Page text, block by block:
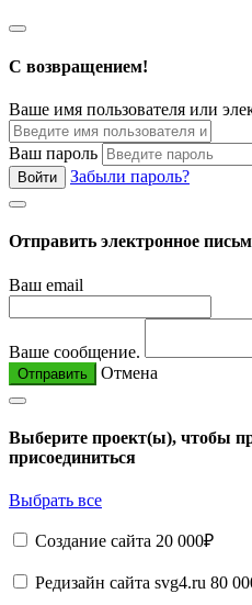
С возвращением!
Ваше имя пользователя или
Ваш пароль
Войти Забыли пароль?
Отправить электронное
Ваш email
Ваше сообщение.
Отправить Отмена
Выберите проект(ы), чтобы
присоединиться
Выбрать все
Создание сайта 20 000₽
Редизайн сайта svg4.ru 80